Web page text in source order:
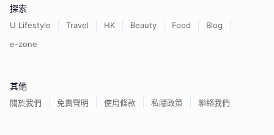
探索
U Lifestyle Travel HK Beauty Food
Blog
e-zone
其他
關於我們 免責聲明 使用條款 私隱政策 聯絡我們